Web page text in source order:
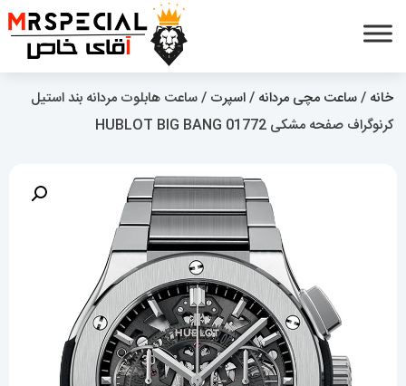
خانه /ساعت مچی مردانه /اسپرت / ساعت هابلوت مردانه بند استیل
کرنوگراف صفحه مشکی 01772 HUBLOT BIG BANG